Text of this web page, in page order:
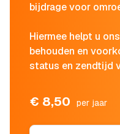
bijdrage voor
Hiermee helpt u
behouden en
status en zendtijd
€ 8,50 per jaar